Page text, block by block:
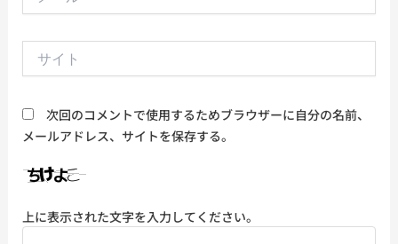
*
次回のコメントで使用するためブラウザーに自分の名前、
メールアドレス、サイトを保存する。
上に表示された文字を入力してください。